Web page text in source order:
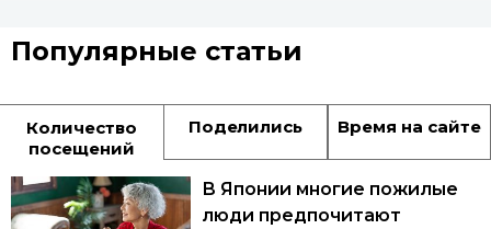
Популярные статьи
Количество
посещений
Поделились Время на сайте
В Японии многие пожилые
люди предпочитают